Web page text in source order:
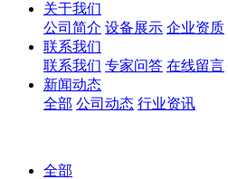
关于我们
公司简介 设备展示 企业资质
联系我们
联系我们 专家问答 在线留言
新闻动态
全部 公司动态 行业资讯
全部